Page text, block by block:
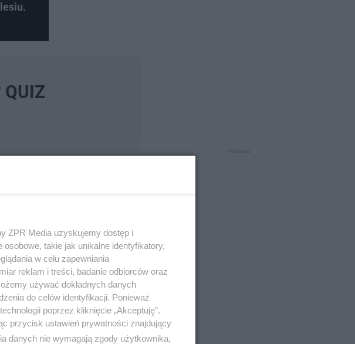
ZPR Media uzyskujemy dostęp i
takie jak unikalne identyfikatory,
w celu zapewniania
reklam i treści, badanie odbiorców oraz
używać dokładnych danych
do celów identyfikacji. Ponieważ
poprzez kliknięcie „Akceptuję”.
przycisk ustawień prywatności znajdujący
danych nie wymagają zgody użytkownika,